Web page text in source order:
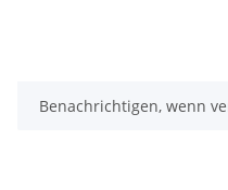
Benachrichtigen, wenn